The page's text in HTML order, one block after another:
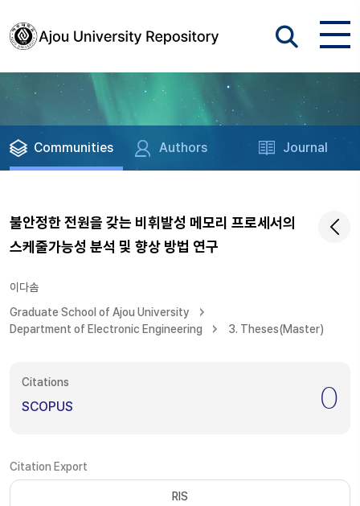
Communities Authors Journal
불안정한 전원을 갖는 비휘발성 메모리 프로세서의
스케줄가능성 분석 및 향상 방법 연구
이다솜
Graduate School of Ajou University
Department of Electronic Engineering
3. Theses(Master)
Citations
SCOPUS 0
Citation Export
RIS